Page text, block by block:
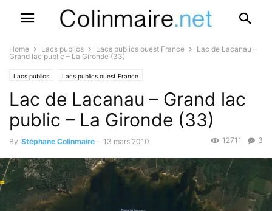
Home Lacs publics Lacs publics ouest France
Lac de Lacanau –
Grand lac public – La Gironde (33)
Lacs publics Lacs publics ouest France
Lac de Lacanau – Grand lac
public – La Gironde (33)
By Stéphane Colinmaire - 13 mars 2010 3
12711